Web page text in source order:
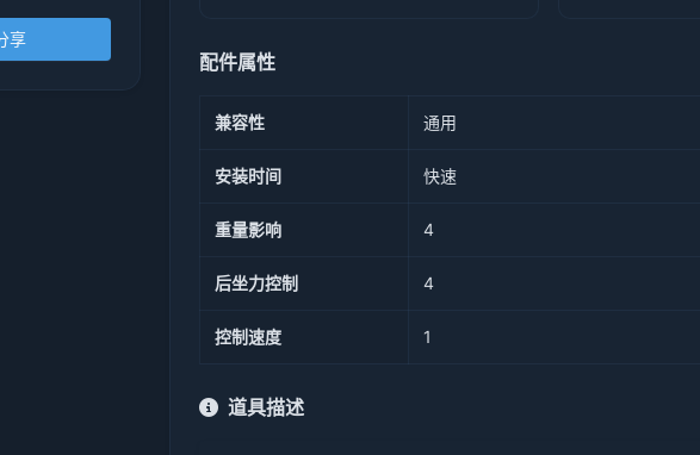
享
配件属性
兼容性 通用
安装时间 快速
重量影响 4
后坐力控制 4
控制速度 1
道具描述